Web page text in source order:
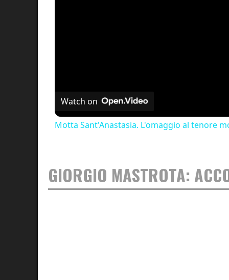
Watch on
Motta Sant'Anastasia. L'omaggio al tenore
GIORGIO MASTROTA: